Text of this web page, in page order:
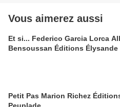
Vous aimerez aussi
Et si... Federico Garcia Lorca
Bensoussan Éditions Élysande
Petit Pas Marion Richez